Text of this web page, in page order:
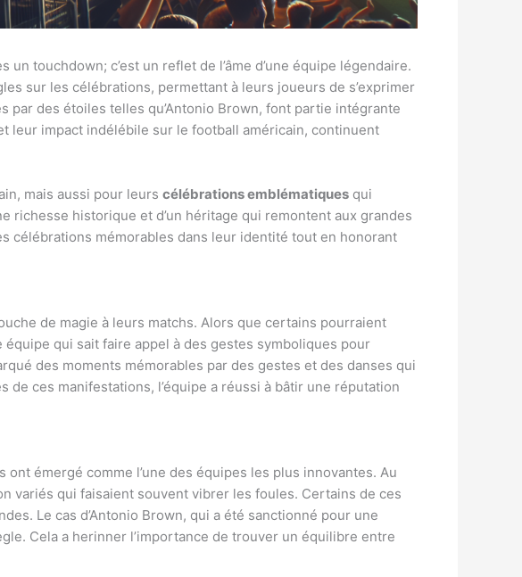
touchdown; c’est un reflet de l’âme d’une équipe légendaire.
sur les célébrations, permettant à leurs joueurs de s’exprimer
des étoiles telles qu’Antonio Brown, font partie intégrante
leur impact indélébile sur le football américain, continuent
mais aussi pour leurs célébrations emblématiques qui
richesse historique et d’un héritage qui remontent aux grandes
célébrations mémorables dans leur identité tout en honorant
de magie à leurs matchs. Alors que certains pourraient
qui sait faire appel à des gestes symboliques pour
des moments mémorables par des gestes et des danses qui
ces manifestations, l’équipe a réussi à bâtir une réputation
ont émergé comme l’une des équipes les plus innovantes. Au
variés qui faisaient souvent vibrer les foules. Certains de ces
Le cas d’Antonio Brown, qui a été sanctionné pour une
Cela a herinner l’importance de trouver un équilibre entre